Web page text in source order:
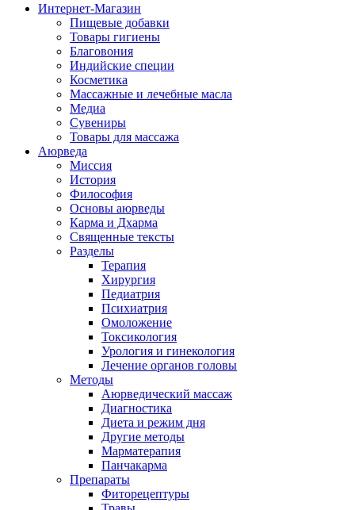
Интернет-Магазин
Пищевые добавки
Товары гигиены
Благовония
Индийские специи
Косметика
Массажные и лечебные масла
Медиа
Сувениры
Товары для массажа
Аюрведа
Миссия
История
Философия
Основы аюрведы
Карма и Дхарма
Священные тексты
Разделы
Терапия
Хирургия
Педиатрия
Психиатрия
Омоложение
Токсикология
Урология и гинекология
Лечение органов головы
Методы
Аюрведический массаж
Диагностика
Диета и режим дня
Другие методы
Марматерапия
Панчакарма
Препараты
Фиторецептуры